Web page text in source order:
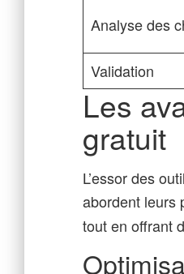
Analyse des
Validation
Les
gratuit
L’essor des
abordent leurs
tout en offrant